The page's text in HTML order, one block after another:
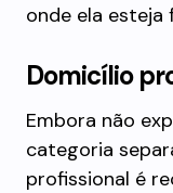
onde ela esteja
Domicílio
Embora não
categoria
profissional é